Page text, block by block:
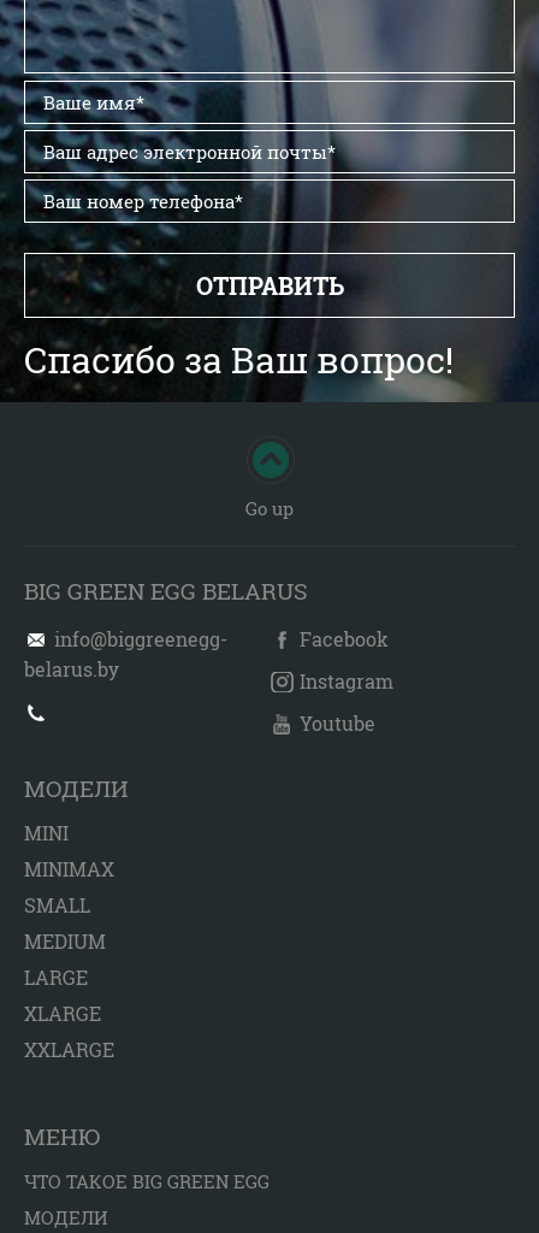
Спасибо за Ваш вопрос!
Go up
BIG GREEN EGG BELARUS
info@biggreenegg-
belarus.by
Facebook
Instagram
Youtube
МОДЕЛИ
MINI
MINIMAX
SMALL
MEDIUM
LARGE
XLARGE
XXLARGE
МЕНЮ
ЧТО ТАКОЕ BIG GREEN EGG
МОДЕЛИ